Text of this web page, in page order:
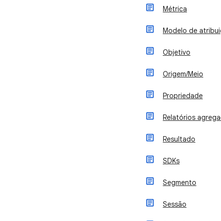
Métrica
Modelo de
Objetivo
Origem/Meio
Propriedade
Relatórios
Resultado
SDKs
Segmento
Sessão